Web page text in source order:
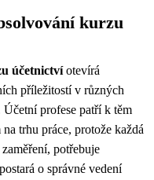
kurzu
účetnictvíotevírá
příležitostí v různých
profese patří k těm
trhu práce, protože každá
potřebuje
o správné vedení